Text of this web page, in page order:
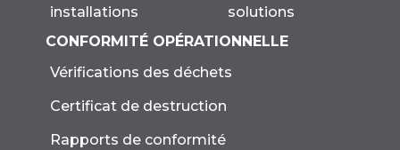
installations
solutions
CONFORMITÉ OPÉRATIONNELLE
Vérifications des déchets
Certificat de destruction
Rapports de conformité